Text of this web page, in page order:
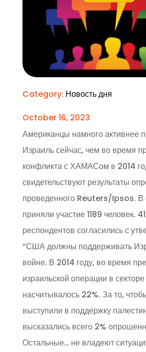
Category: Новость дня
October 16, 2023
Американцы намного активнее
Израиль сейчас, чем во время
конфликта с ХАМАСом в 2014
свидетельствуют результаты
проведенного Reuters/Ipsos. В
приняли участие 1189 человек.
респондентов согласились с
“США должны поддерживать
войне. В 2014 году, во время
израильской операции в секторе
насчитывалось 22%. За то,
выступили в поддержку
высказались всего 2%
Остальные… не владеют